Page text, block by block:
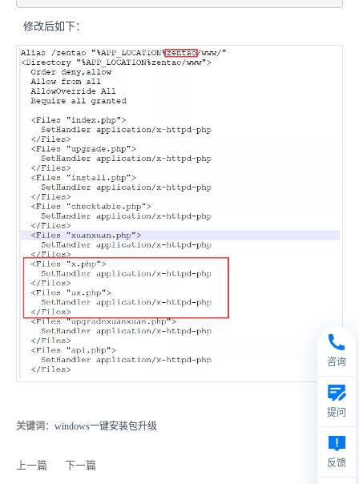
修改后如下：
关键词 ：windows一键安装包升级
上一篇 下一篇
咨询
提问
反馈